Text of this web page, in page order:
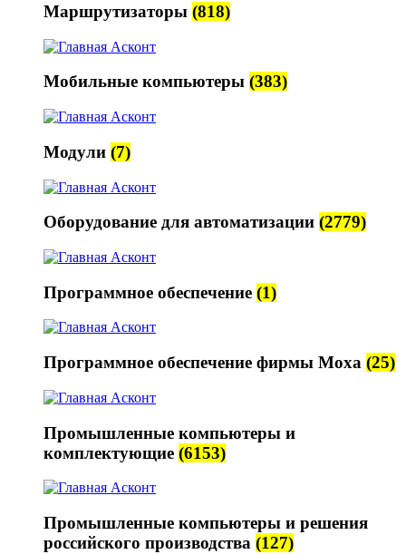
Маршрутизаторы (818)
Мобильные компьютеры (383)
Модули (7)
Оборудование для автоматизации (2779)
Программное обеспечение (1)
Программное обеспечение фирмы Moxa (25)
Промышленные компьютеры и
комплектующие (6153)
Промышленные компьютеры и решения
российского производства (127)